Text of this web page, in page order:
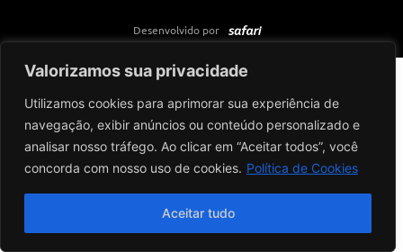
Valorizamos sua privacidade
Utilizamos cookies para aprimorar sua experiência de
navegação, exibir anúncios ou conteúdo personalizado e
analisar nosso tráfego. Ao clicar em “Aceitar todos”, você
concorda com nosso uso de cookies. Política de Cookies
Aceitar tudo
Desenvolvido por